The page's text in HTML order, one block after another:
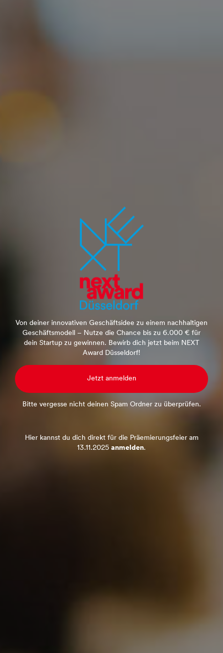
Von deiner innovativen Geschäftsidee zu einem nachhaltigen
Geschäftsmodell – Nutze die Chance bis zu 6.000 € für
dein Startup zu gewinnen. Bewirb dich jetzt beim NEXT
Award Düsseldorf!
Jetzt anmelden
Bitte vergesse nicht deinen Spam Ordner zu überprüfen.
Hier kannst du dich direkt für die Präemierungsfeier am
13.11.2025 anmelden.